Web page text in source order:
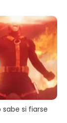
si fiarse